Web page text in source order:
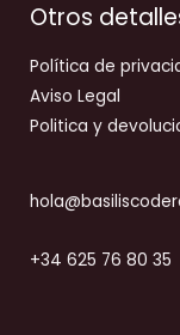
Otros
Política de
Aviso Legal
Politica y
+34 625 76 80 35